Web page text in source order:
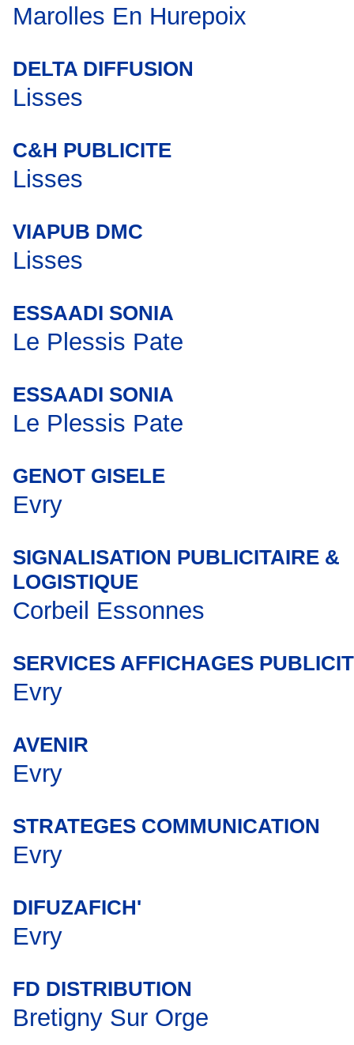
Marolles En Hurepoix
DELTA DIFFUSION
Lisses
C&H PUBLICITE
Lisses
VIAPUB DMC
Lisses
ESSAADI SONIA
Le Plessis Pate
ESSAADI SONIA
Le Plessis Pate
GENOT GISELE
Evry
SIGNALISATION PUBLICITAIRE &
LOGISTIQUE
Corbeil Essonnes
SERVICES AFFICHAGES
Evry
AVENIR
Evry
STRATEGES COMMUNICATION
Evry
DIFUZAFICH'
Evry
FD DISTRIBUTION
Bretigny Sur Orge